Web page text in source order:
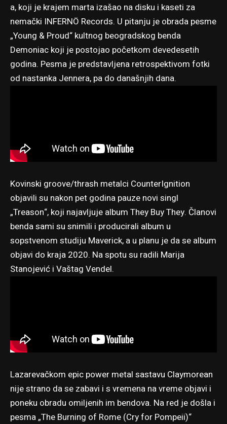
a, koji je krajem marta izašao na disku i kaseti za
nemački INFERNÖ Records. U pitanju je obrada pesme
„Young & Proud“ kultnog beogradskog benda
Demoniac koji je postojao početkom devedesetih
godina. Pesma je predstavljena retrospektivom fotki
od nastanka Jennera, pa do današnjih dana.
Kovinski groove/thrash metalci CounterIgnition
objavili su nakon pet godina pauze novi singl
„Treason“, koji najavljuje album They Buy They. Članovi
benda sami su snimili i producirali album u
sopstvenom studiju Maverick, a u planu je da se album
objavi do kraja 2020. Na spotu su radili Marija
Stanojević i Vaštag Vendel.
Lazarevačkom epic power metal sastavu Claymorean
nije strano da se zabavi i s vremena na vreme objavi i
poneku obradu omiljenih im bendova. Na red je došla i
pesma „The Burning of Rome (Cry for Pompeii)“